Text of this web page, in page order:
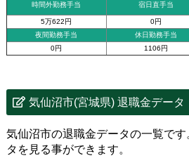
時間外勤務手当 宿日直手当
5万622円
0円
夜間勤務手当
休日勤務手当
0円
1106円
気仙沼市(宮城県) 退職金データ
気仙沼市の退職金データの一覧で
タを見る事ができます。